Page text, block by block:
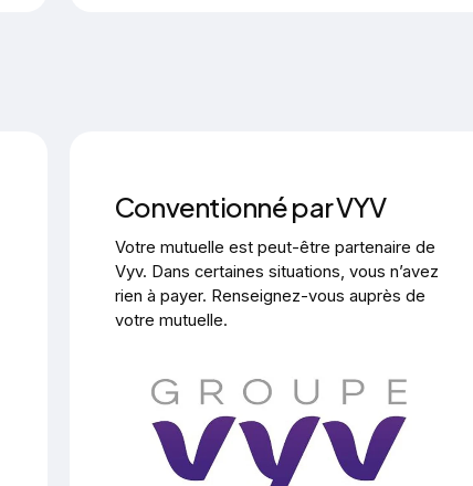
Conventionné par VYV
Votre mutuelle est peut-être partenaire de
Vyv. Dans certaines situations, vous n’avez
rien à payer. Renseignez-vous auprès de
votre mutuelle.